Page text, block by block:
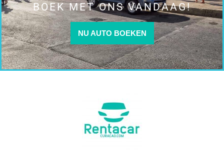
BOEK MET ONS VANDAAG!
NU AUTO BOEKEN